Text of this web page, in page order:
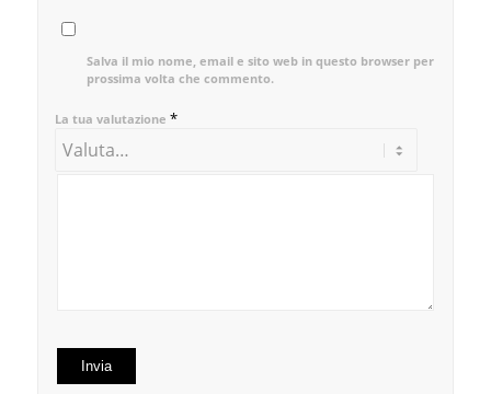
Salva il mio nome, email e sito web in questo browser per la
prossima volta che commento.
La tua valutazione *